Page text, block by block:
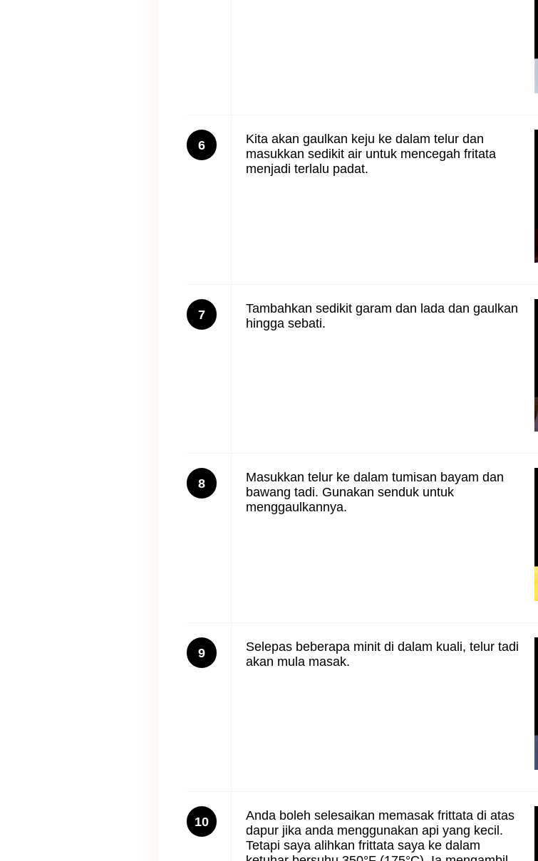
6
Kita akan gaulkan keju ke dalam telur dan
masukkan sedikit air untuk mencegah fritata
menjadi terlalu padat.
7
Tambahkan sedikit garam dan lada dan gaulkan
hingga sebati.
8
Masukkan telur ke dalam tumisan bayam dan
bawang tadi. Gunakan senduk untuk
menggaulkannya.
9
Selepas beberapa minit di dalam kuali, telur tadi
akan mula masak.
10
Anda boleh selesaikan memasak frittata di atas
dapur jika anda menggunakan api yang kecil.
Tetapi saya alihkan frittata saya ke dalam